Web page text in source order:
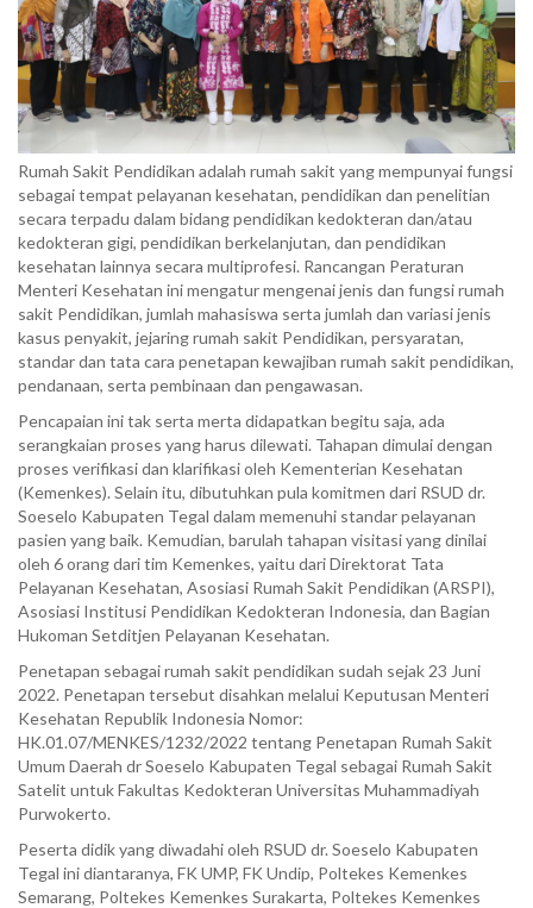
Rumah Sakit Pendidikan adalah rumah sakit yang mempunyai fungsi
sebagai tempat pelayanan kesehatan, pendidikan dan penelitian
secara terpadu dalam bidang pendidikan kedokteran dan/atau
kedokteran gigi, pendidikan berkelanjutan, dan pendidikan
kesehatan lainnya secara multiprofesi. Rancangan Peraturan
Menteri Kesehatan ini mengatur mengenai jenis dan fungsi rumah
sakit Pendidikan, jumlah mahasiswa serta jumlah dan variasi jenis
kasus penyakit, jejaring rumah sakit Pendidikan, persyaratan,
standar dan tata cara penetapan kewajiban rumah sakit pendidikan,
pendanaan, serta pembinaan dan pengawasan.
Pencapaian ini tak serta merta didapatkan begitu saja, ada
serangkaian proses yang harus dilewati. Tahapan dimulai dengan
proses verifikasi dan klarifikasi oleh Kementerian Kesehatan
(Kemenkes). Selain itu, dibutuhkan pula komitmen dari RSUD dr.
Soeselo Kabupaten Tegal dalam memenuhi standar pelayanan
pasien yang baik. Kemudian, barulah tahapan visitasi yang dinilai
oleh 6 orang dari tim Kemenkes, yaitu dari Direktorat Tata
Pelayanan Kesehatan, Asosiasi Rumah Sakit Pendidikan (ARSPI),
Asosiasi Institusi Pendidikan Kedokteran Indonesia, dan Bagian
Hukoman Setditjen Pelayanan Kesehatan.
Penetapan sebagai rumah sakit pendidikan sudah sejak 23 Juni
2022. Penetapan tersebut disahkan melalui Keputusan Menteri
Kesehatan Republik Indonesia Nomor:
HK.01.07/MENKES/1232/2022 tentang Penetapan Rumah Sakit
Umum Daerah dr Soeselo Kabupaten Tegal sebagai Rumah Sakit
Satelit untuk Fakultas Kedokteran Universitas Muhammadiyah
Purwokerto.
Peserta didik yang diwadahi oleh RSUD dr. Soeselo Kabupaten
Tegal ini diantaranya, FK UMP, FK Undip, Poltekes Kemenkes
Semarang, Poltekes Kemenkes Surakarta, Poltekes Kemenkes